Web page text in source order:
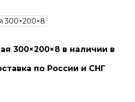
300×200×8 в наличии в
по России и СНГ